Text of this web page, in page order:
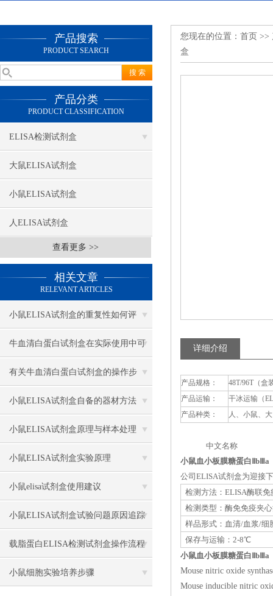
产品搜索
PRODUCT SEARCH
产品分类
PRODUCT CLASSIFICATION
ELISA检测试剂盒
大鼠ELISA试剂盒
小鼠ELISA试剂盒
人ELISA试剂盒
查看更多 >>
相关文章
RELEVANT ARTICLES
小鼠ELISA试剂盒的重复性如何评
估？
牛血清白蛋白试剂盒在实际使用中可
分为多种类型测定
有关牛血清白蛋白试剂盒的操作步
骤，以下有详细说明
小鼠ELISA试剂盒自备的器材方法
小鼠ELISA试剂盒原理与样本处理
小鼠ELISA试剂盒实验原理
小鼠elisa试剂盒使用建议
小鼠ELISA试剂盒试验问题原因追踪
载脂蛋白ELISA检测试剂盒操作流程
方法
小鼠细胞实验培养步骤
您现在的位置： 首页 >>
盒
详细介绍
产品规格：
48T/96T（盒
产品运输：
干冰运输（
产品种类：
人、小鼠、
中文名称 英
小鼠血小板膜糖蛋白ⅡbⅢa
公司ELISA试剂盒为迎接
检测方法：ELISA酶联免
检测类型：酶免免疫夹
样品形式：血清/血浆/细
保存与运输：2-8℃
小鼠血小板膜糖蛋白ⅡbⅢa
Mouse nitric oxide
Mouse inducible nitric